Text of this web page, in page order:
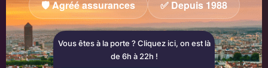
🛡️ Agréé assurances ✅ Depuis 1988
Vous êtes à la porte ? Cliquez ici, on est là
de 6h à 22h !